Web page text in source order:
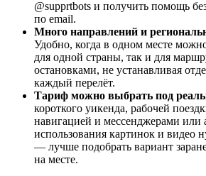
@supprtbots и получить помощь
по email.
Много направлений и
Удобно, когда в одном месте
для одной страны, так и для
остановками, не устанавливая
каждый перелёт.
Тариф можно выбрать под
короткого уикенда, рабочей
навигацией и мессенджерами или
использования картинок и видео
— лучше подобрать вариант
на месте.